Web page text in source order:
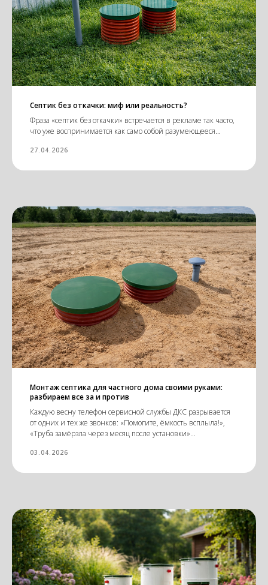
Септик без откачки: миф или реальность?
Фраза «септик без откачки» встречается в рекламе так часто,
что уже воспринимается как само собой разумеющееся...
27.04.2026
Монтаж септика для частного дома своими руками:
разбираем все за и против
Каждую весну телефон сервисной службы ДКС разрывается
от одних и тех же звонков: «Помогите, ёмкость всплыла!»,
«Труба замёрзла через месяц после установки»...
03.04.2026